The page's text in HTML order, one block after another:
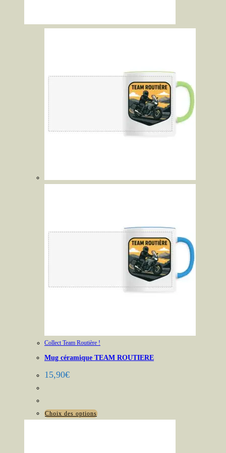
Collect Team Routière !
Mug céramique TEAM ROUTIERE
15,90€
Choix des optionsCe